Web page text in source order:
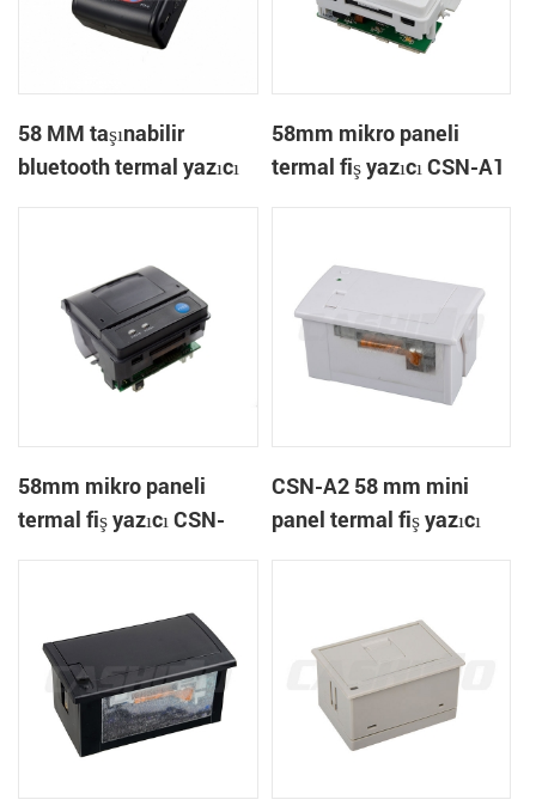
58 MM taşınabilir
bluetooth termal yazıcı
58mm mikro paneli
termal fiş yazıcı CSN-A1
58mm mikro paneli
termal fiş yazıcı CSN-
CSN-A2 58 mm mini
panel termal fiş yazıcı